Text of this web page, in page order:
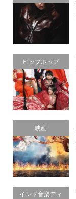
ヒップホップ
映画
インド音楽ディ